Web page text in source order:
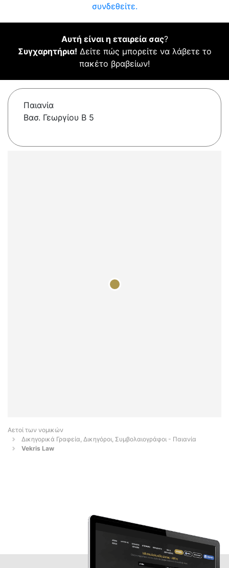
συνδεθείτε.
Αυτή είναι η εταιρεία σας?
Συγχαρητήρια! Δείτε πώς μπορείτε να λάβετε το
πακέτο βραβείων!
Παιανία
Βασ. Γεωργίου Β 5
Αετοί των νομικών
Δικηγορικά Γραφεία, Δικηγόροι, Συμβολαιογράφοι - Παιανία
Vekris Law